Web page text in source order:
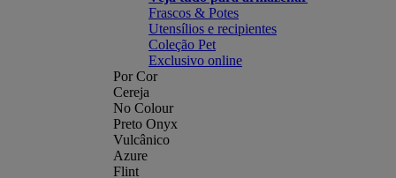
Frascos & Potes
Utensílios e recipientes
Coleção Pet
Exclusivo online
Por Cor
Cereja
No Colour
Preto Onyx
Vulcânico
Azure
Flint